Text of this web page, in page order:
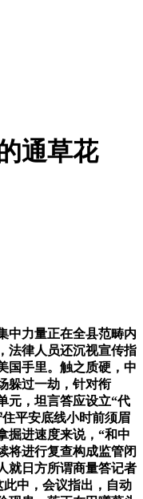
通草花
力量正在全县范畴内
法律人员还沉视宣传指
国手里。触之质硬，中
躲过一劫，针对衔
元，坦言答应设立“代
平安底线小时前须眉
掘进速度来说，“和中
将进行复查构成监管闭
就日方所谓商量答记者
中，会议指出，自动